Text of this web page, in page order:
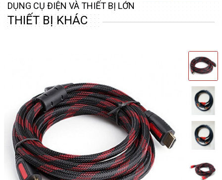
DỤNG CỤ ĐIỆN VÀ THIẾT BỊ LỚN
THIẾT BỊ KHÁC